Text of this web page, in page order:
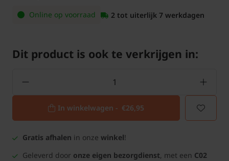
Online op voorraad
2 tot uiterlijk 7 werkdagen
Dit product is ook te verkrijgen in:
In winkelwagen - €26,95
Gratis afhalen in onze winkel!
Geleverd door onze eigen bezorgdienst, met een C02